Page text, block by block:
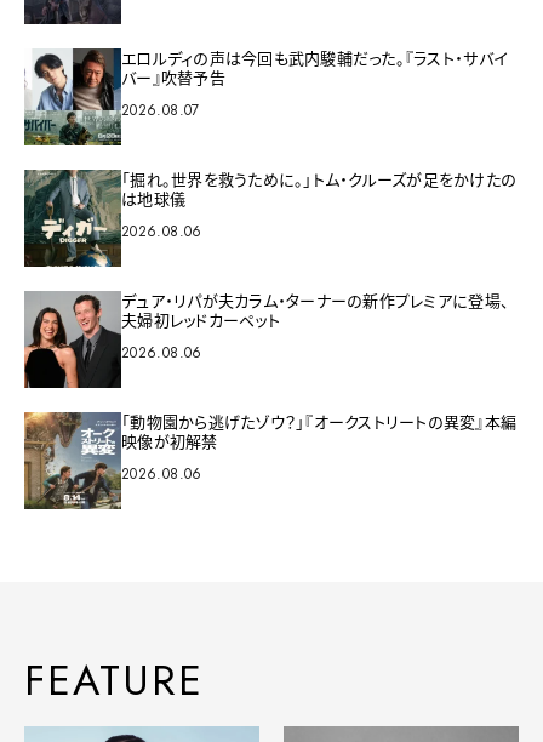
エロルディの声は今回も武内駿輔だった。『ラスト・サバイ
バー』吹替予告
2026.08.07
「掘れ。世界を救うために。」トム・クルーズが足をかけたの
は地球儀
2026.08.06
デュア・リパが夫カラム・ターナーの新作プレミアに登場、
夫婦初レッドカーペット
2026.08.06
「動物園から逃げたゾウ？」『オークストリートの異変』本編
映像が初解禁
2026.08.06
FEATURE